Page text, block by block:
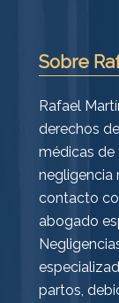
Sobre
Rafael
derechos
médicas de
negligencia
contacto
abogado
partos,